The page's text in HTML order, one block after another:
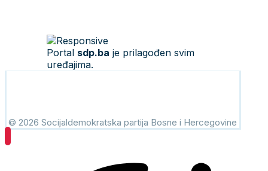
Portal sdp.ba je prilagođen svim
uređajima.
© 2026 Socijaldemokratska partija Bosne i Hercegovine